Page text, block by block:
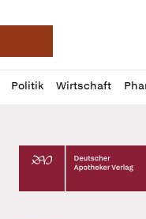
Deutsche
Politik Wirtschaft
Profil
öffnen
Daz
Pur
Deutscher Apotheker